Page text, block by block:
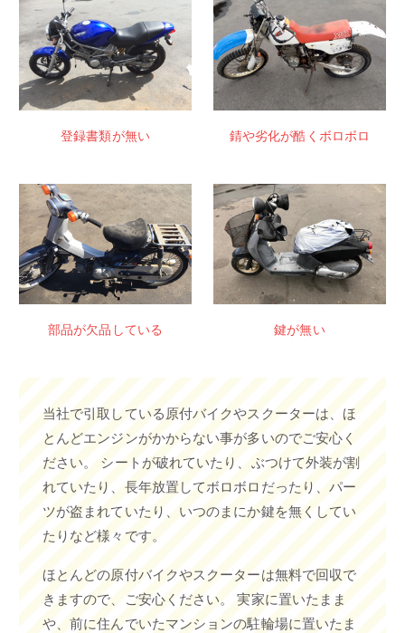
登録書類が無い 錆や劣化が酷くボロボロ
部品が欠品している 鍵が無い
当社で引取している原付バイクやスクーターは、ほ
とんどエンジンがかからない事が多いのでご安心く
ださい。 シートが破れていたり、ぶつけて外装が割
れていたり、長年放置してボロボロだったり、パー
ツが盗まれていたり、いつのまにか鍵を無くしてい
たりなど様々です。
ほとんどの原付バイクやスクーターは無料で回収で
きますので、ご安心ください。 実家に置いたまま
や、前に住んでいたマンションの駐輪場に置いたま